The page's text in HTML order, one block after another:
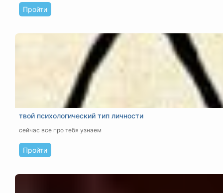
Пройти
твой психологический тип личности
сейчас все про тебя узнаем
Пройти